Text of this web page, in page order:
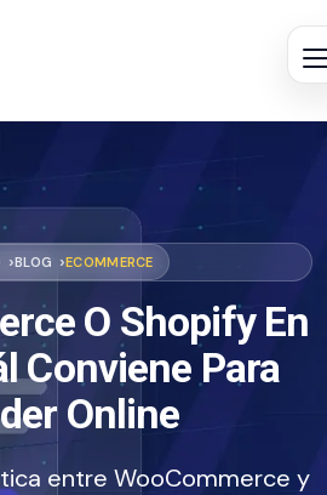
BLOG ECOMMERCE
O Shopify En
Conviene Para
Online
entre WooCommerce y